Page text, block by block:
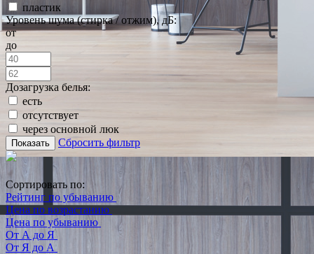
пластик
Уровень шума (стирка / отжим), дБ:
от
до
Дозагрузка белья:
есть
отсутствует
через основной люк
Показать Сбросить фильтр
Сортировать по:
Рейтинг по убыванию
Цена по возрастанию
Цена по убыванию
От А до Я
От Я до А